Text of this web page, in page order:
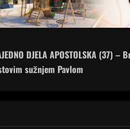
DJELA APOSTOLSKA (37) –
sužnjem Pavlom